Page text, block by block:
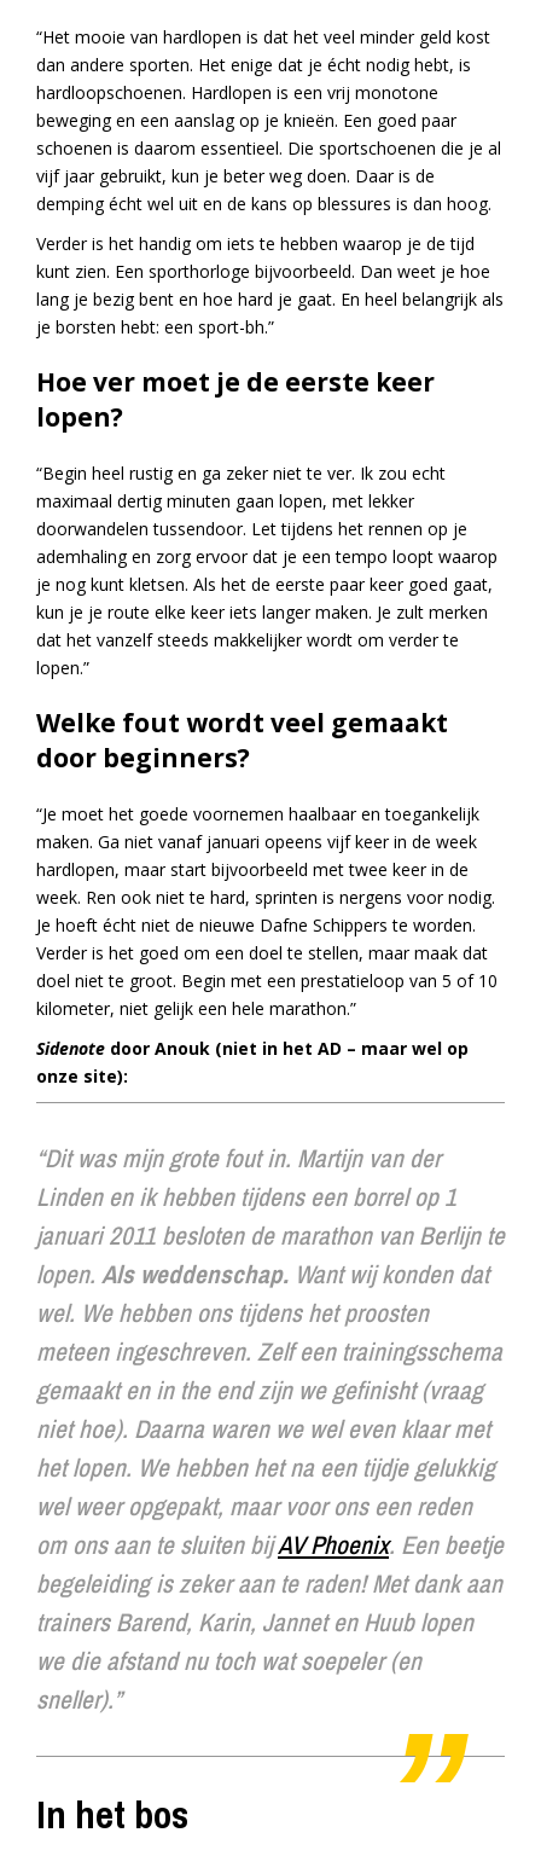
“Het mooie van hardlopen is dat het veel minder geld kost
dan andere sporten. Het enige dat je écht nodig hebt, is
hardloopschoenen. Hardlopen is een vrij monotone
beweging en een aanslag op je knieën. Een goed paar
schoenen is daarom essentieel. Die sportschoenen die je al
vijf jaar gebruikt, kun je beter weg doen. Daar is de
demping écht wel uit en de kans op blessures is dan hoog.
Verder is het handig om iets te hebben waarop je de tijd
kunt zien. Een sporthorloge bijvoorbeeld. Dan weet je hoe
lang je bezig bent en hoe hard je gaat. En heel belangrijk als
je borsten hebt: een sport-bh.”
Hoe ver moet je de eerste keer
lopen?
“Begin heel rustig en ga zeker niet te ver. Ik zou echt
maximaal dertig minuten gaan lopen, met lekker
doorwandelen tussendoor. Let tijdens het rennen op je
ademhaling en zorg ervoor dat je een tempo loopt waarop
je nog kunt kletsen. Als het de eerste paar keer goed gaat,
kun je je route elke keer iets langer maken. Je zult merken
dat het vanzelf steeds makkelijker wordt om verder te
lopen.”
Welke fout wordt veel gemaakt
door beginners?
“Je moet het goede voornemen haalbaar en toegankelijk
maken. Ga niet vanaf januari opeens vijf keer in de week
hardlopen, maar start bijvoorbeeld met twee keer in de
week. Ren ook niet te hard, sprinten is nergens voor nodig.
Je hoeft écht niet de nieuwe Dafne Schippers te worden.
Verder is het goed om een doel te stellen, maar maak dat
doel niet te groot. Begin met een prestatieloop van 5 of 10
kilometer, niet gelijk een hele marathon.”
Sidenote door Anouk (niet in het AD – maar wel op
onze site):
“Dit was mijn grote fout in. Martijn van der
Linden en ik hebben tijdens een borrel op 1
januari 2011 besloten de marathon van Berlijn te
lopen. Als weddenschap. Want wij konden dat
wel. We hebben ons tijdens het proosten
meteen ingeschreven. Zelf een trainingsschema
gemaakt enin the endzijn we gefinisht (vraag
niet hoe). Daarna waren we wel even klaar met
het lopen. We hebben het na een tijdje gelukkig
wel weer opgepakt, maar voor ons een reden
om ons aan te sluiten bijAV Phoenix. Een beetje
begeleiding is zeker aan te raden! Met dank aan
trainers Barend, Karin, Jannet en Huub lopen
we die afstand nu toch wat soepeler (en
sneller).”
In het bos